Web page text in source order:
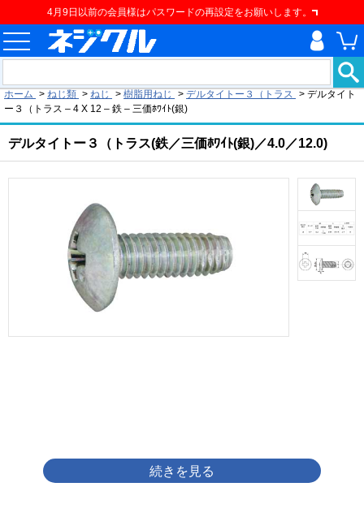
4月9日以前の会員様はパスワードの再設定をお願いします。
ホーム > ねじ類 > ねじ > 樹脂用ねじ > デルタイトー３（トラス > デルタイト
ー３（トラス – 4 X 12 – 鉄 – 三価ﾎﾜｲﾄ(銀)
デルタイトー３（トラス(鉄／三価ﾎﾜｲﾄ(銀)／4.0／12.0)